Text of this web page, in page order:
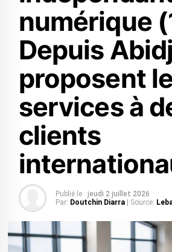
numérique
Depuis
proposent
services à
clients
Publié le : jeudi 2 juillet 2026
Par: Doutchin Diarra | Source: